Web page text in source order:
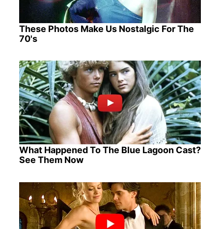
These Photos Make Us Nostalgic For The
70's
What Happened To The Blue Lagoon Cast?
See Them Now